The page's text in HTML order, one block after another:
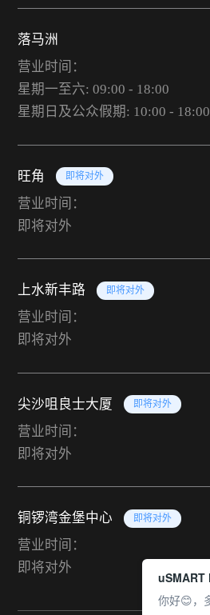
落马洲
营业时间：
星期一至六: 09:00 - 18:00
星期日及公众假期: 10:00 - 18:00
旺角 即将对外
营业时间：
即将对外
上水新丰路 即将对外
营业时间：
即将对外
尖沙咀良士大厦 即将对外
营业时间：
即将对外
铜锣湾金堡中心 即将对外
营业时间：
即将对外
uSMART
你好😊，